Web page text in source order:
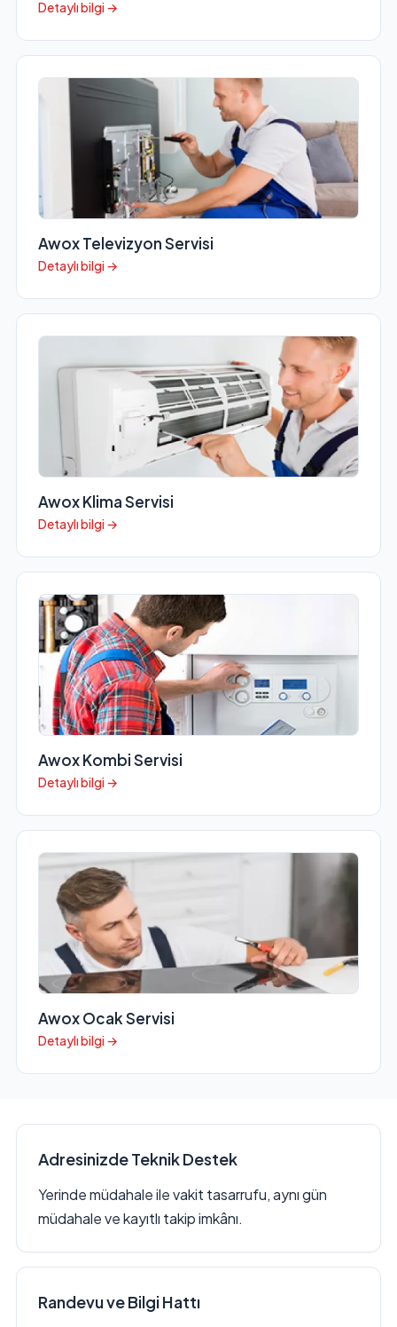
Detaylı bilgi →
Awox Televizyon Servisi
Detaylı bilgi →
Awox Klima Servisi
Detaylı bilgi →
Awox Kombi Servisi
Detaylı bilgi →
Awox Ocak Servisi
Detaylı bilgi →
Adresinizde Teknik Destek
Yerinde müdahale ile vakit tasarrufu, aynı gün
müdahale ve kayıtlı takip imkânı.
Randevu ve Bilgi Hattı